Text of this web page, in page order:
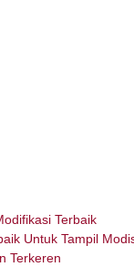
Terbaik
Untuk Tampil
Terkeren